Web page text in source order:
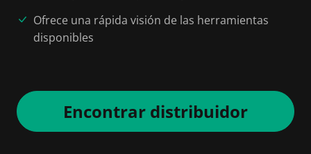
Ofrece una rápida visión de las herramientas
disponibles
Encontrar distribuidor